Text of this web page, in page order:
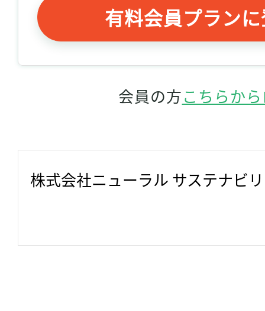
有料会員プラン
会員の方こちらか
株式会社ニューラル サステナビ